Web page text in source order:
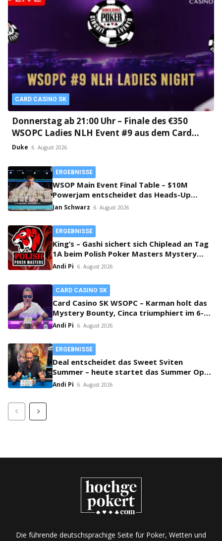
CARD CASINO SK
Donnerstag ab 21:00 Uhr – Finale des €350
WSOPC Ladies NLH Event #9 aus dem Card
Casino SK!
Duke 6. August 2026
ERGEBNISSE
WSOP Main Event Final Table – $10M
Powerjam entscheidet das Heads-Up
zwischen Jumalon und Saaskilahti!
Jan Schwarz 6. August 2026
ERGEBNISSE
King’s – Gashi sichert sich Chiplead an Tag
1A beim Polish Poker Masters Mystery
Bounty!
Andi Pi 6. August 2026
CARD CASINO SK
Card Casino SK WSOPC – Karman holt das
Mystery Bounty, Cinca triumphiert im 6-
Max!
Andi Pi 6. August 2026
ERGEBNISSE
Deal entscheidet das Sweet Sviten
Summer – heute startet das Summer Open
Bounty!
Andi Pi 6. August 2026
Die führende deutschsprachige Seite für Poker, Wetten und